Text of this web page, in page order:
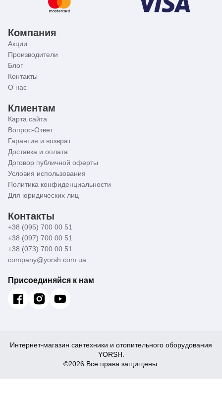
Компания
Акции
Производители
Блог
Контакты
О нас
Клиентам
Карта сайта
Вопрос-Ответ
Гарантия и возврат
Доставка и оплата
Договор публичной оферты
Условия использования
Политика конфиденциальности
Для юридических лиц
Контакты
+38 (095) 700 00 51
+38 (097) 700 00 51
+38 (073) 700 00 51
company@yorsh.com.ua
Присоединяйся к нам
Интернет-магазин сантехники и отопительного оборудования
YORSH.
©2026 Все права защищены.